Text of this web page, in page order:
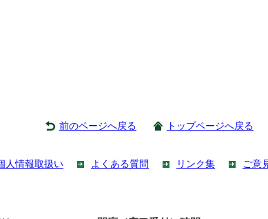
前のページへ戻る トップページへ戻る
人情報取扱い よくある質問 リンク集 ご意